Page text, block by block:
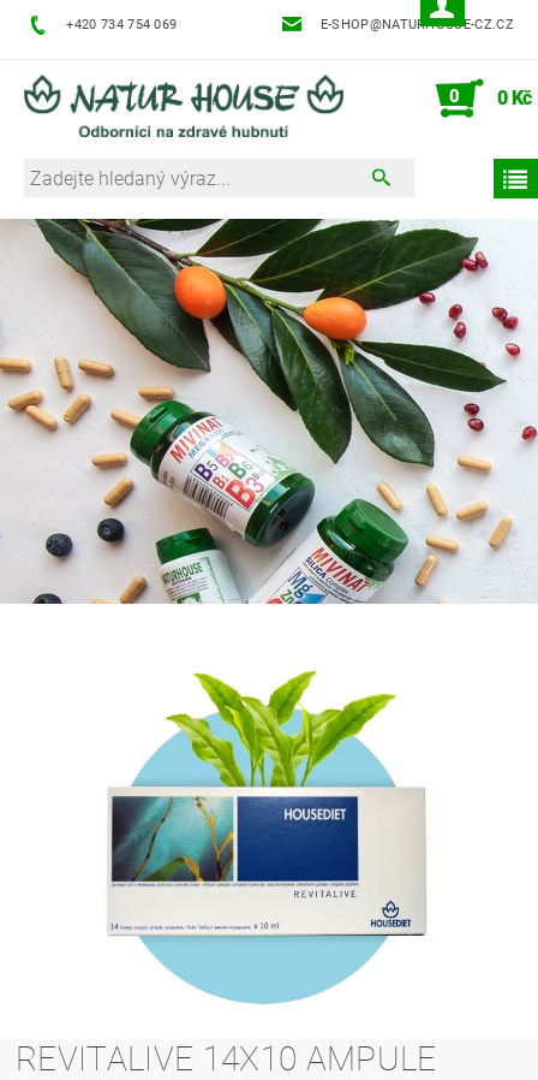
+420 734 754 069 E-SHOP@NATURHOUSE-CZ.CZ
0 0 Kč
REVITALIVE 14X10 AMPULE